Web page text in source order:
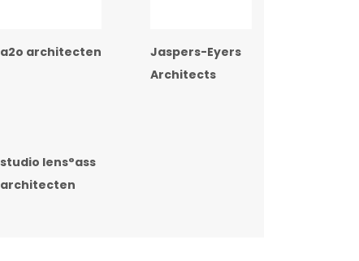
a2o architecten
Jaspers-Eyers
Architects
studio lens°ass
architecten